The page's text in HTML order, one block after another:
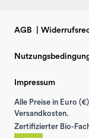
AGB
Impressum
Alle Preise in Euro
Versandkosten.
Zertifizierter Bio-